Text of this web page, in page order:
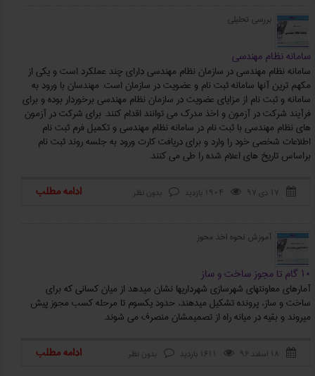
بررسی تحلیلی
سامانه نظام مهندسی
سامانه نظام مهندسی در سازمان نظام مهندسی دارای چند عملکرد است و یکی از
مکهم ترین آنها سامانه ثبت نام و عضویت در سازمان است. مهندسان با ورود به
سامانه و ثبت نام از مزایای عضویت در سازمان نظام مهندسی برخوردار بوده و برای
فرآیند شرکت در آزمون و اخذ مدرک می توانند اقدام کنند. برای شرکت در آزمون
های نظام مهندسی با ثبت نام در سامانه نظام مهندسی و تکمیل فرم ثبت نام
اطلاعات شخصی خود را وارد و برای دریافت کارت ورود به جلسه روند ثبت نام
براساس تاریخ های اعلام شده را طی می کنند.
 ۱۷ دی ۹۷  1904 بازدید  بدون نظر ادامه مطلب
آموزش نحوه اخذ محوز
۱۰ گام تا مجوز ساخت و ساز
آمارهای معاونتهای شهرسازی شهرداریها نشان میدهد از میان کسانی که برای
ساخت و ساز، پرونده تشکیل میدهند، حدود یکسوم تا مرحله کسب مجوز پیش
میروند و بقیه در میانه راه از تصمیمشان منصرف می شوند.
 ۱۸ اسفند ۹۶  1611 بازدید  بدون نظر ادامه مطلب